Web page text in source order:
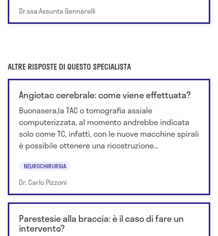
Dr.ssa Assunta Gennarelli
ALTRE RISPOSTE DI QUESTO SPECIALISTA
Angiotac cerebrale: come viene effettuata?
Buonasera,la TAC o tomografia assiale
computerizzata, al momento andrebbe indicata
solo come TC, infatti, con le nuove macchine spirali
è possibile ottenere una ricostruzione...
NEUROCHIRURGIA
Dr. Carlo Pizzoni
Parestesie alla braccia: è il caso di fare un
intervento?